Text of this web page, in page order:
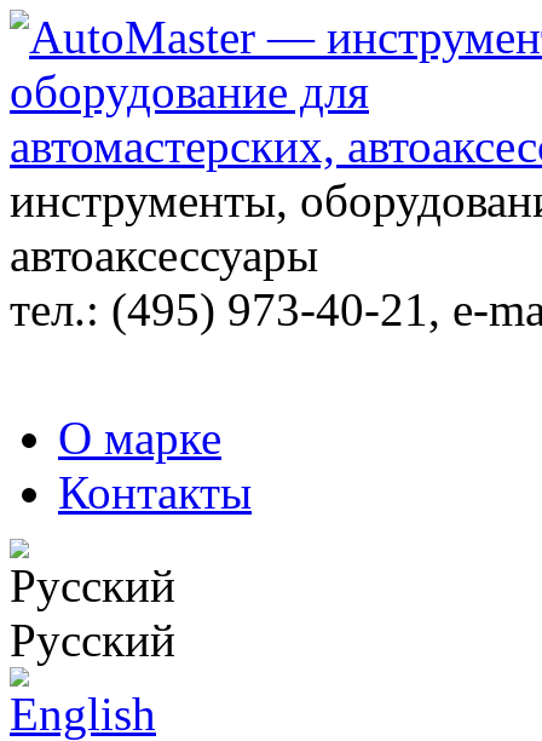
инструменты,
автоаксессуары
тел.: (495) 973-40-21, e-
О марке
Контакты
Русский